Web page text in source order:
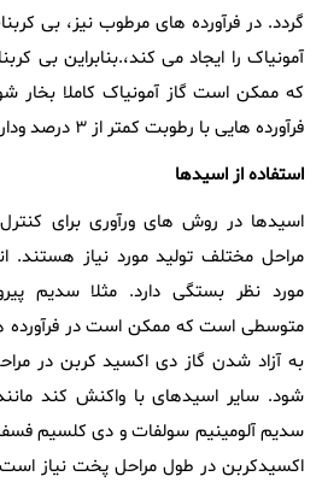
گردد. در فرآورده های مرطوب نیز، بی
آمونیاک را ایجاد می کند،.بنابراین بی
که ممکن است گاز آمونیاک کاملا بخار
فرآورده هایی با رطوبت کمتر از ۳ درصد ودارای سطح پهن).
استفادهازاسیدها
اسیدها در روش های ورآوری برای
مراحل مختلف تولید مورد نیاز هستند.
مورد نظر بستگی دارد. مثلا سدیم
متوسطی است که ممکن است در فرآورده
به آزاد شدن گاز دی اکسید کربن در
شود. سایر اسیدهای با واکنش کند
سدیم آلومینیم سولفات و دی کلسیم
اکسیدکربن در طول مراحل پخت نیاز